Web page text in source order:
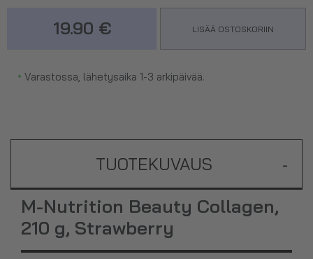
Collagen, 210 g,
Strawberry
19.90 € LISÄÄ OSTOSKORIIN
• Varastossa, lähetysaika 1-3 arkipäivää.
TUOTEKUVAUS -
M-Nutrition Beauty Collagen,
210 g, Strawberry